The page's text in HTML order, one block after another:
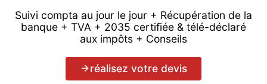
Suivi compta au jour le jour + Récupération de la
banque + TVA + 2035 certifiée & télé-déclaré
aux impôts + Conseils
réalisez votre devis